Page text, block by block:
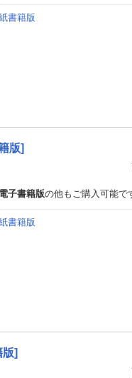
書籍版
版]
電子書籍版の他もご購入可能で
書籍版
版]